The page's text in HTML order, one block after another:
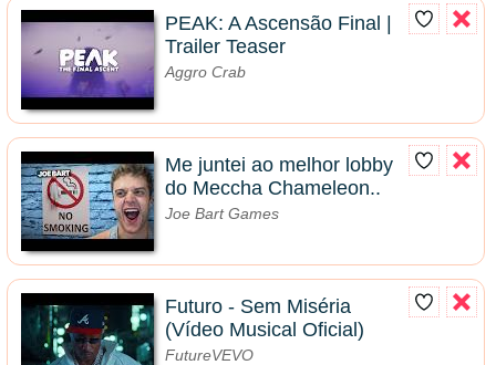
PEAK: A Ascensão Final |
Trailer Teaser
Aggro Crab
Me juntei ao melhor lobby
do Meccha Chameleon..
Joe Bart Games
Futuro - Sem Miséria
(Vídeo Musical Oficial)
FutureVEVO